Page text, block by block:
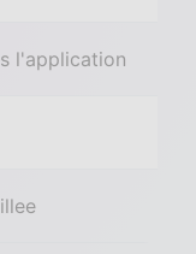
l'application